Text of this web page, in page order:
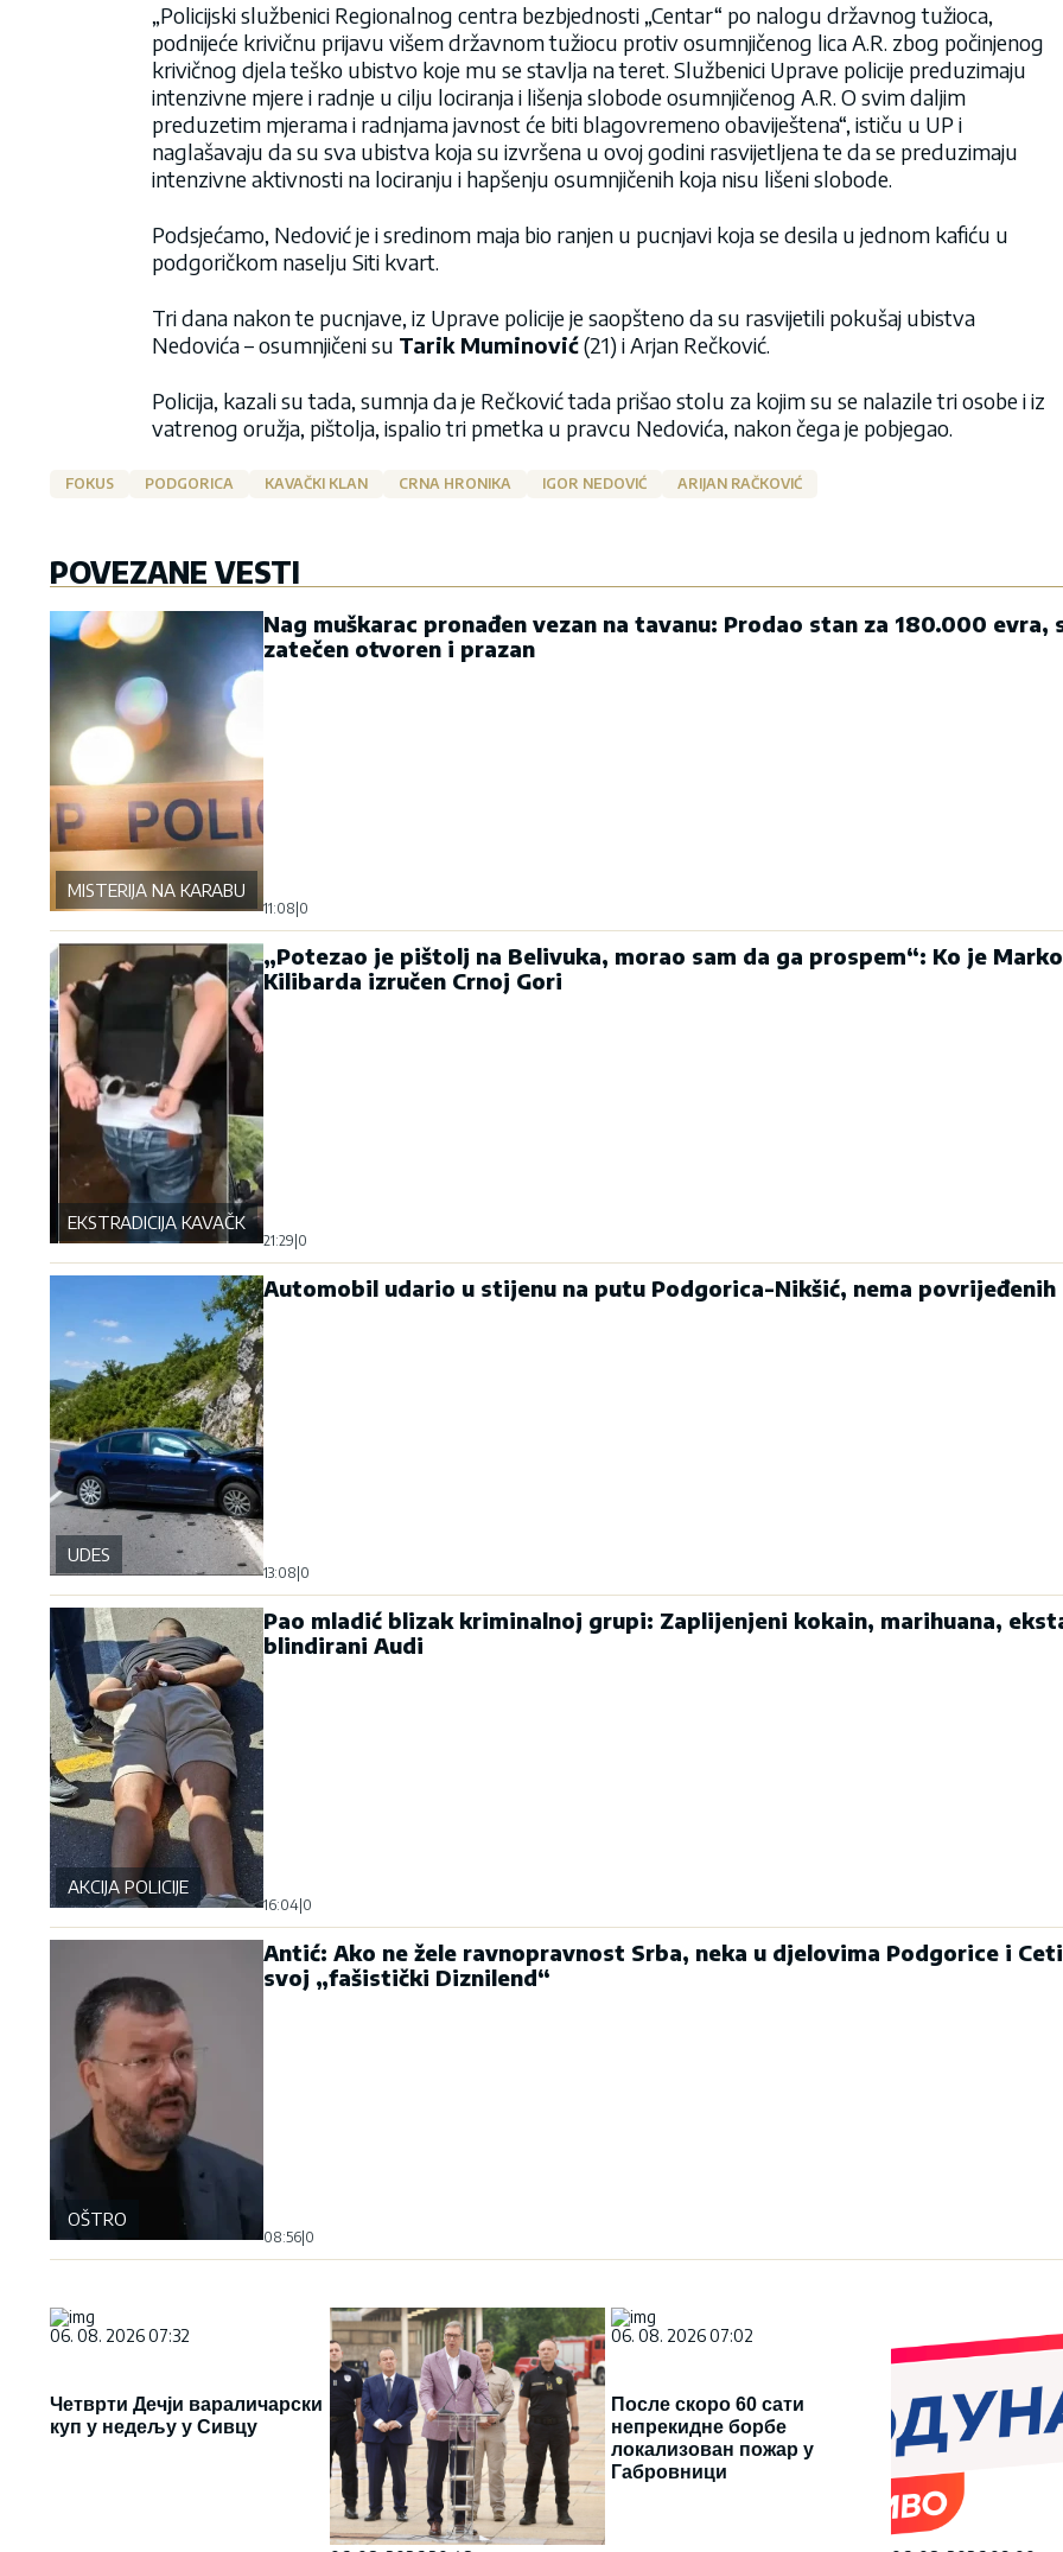
„Policijski službenici Regionalnog centra bezbjednosti „Centar“ po nalogu državnog tužioca,
podnijeće krivičnu prijavu višem državnom tužiocu protiv osumnjičenog lica A.R. zbog počinjenog
krivičnog djela teško ubistvo koje mu se stavlja na teret. Službenici Uprave policije preduzimaju
intenzivne mjere i radnje u cilju lociranja i lišenja slobode osumnjičenog A.R. O svim daljim
preduzetim mjerama i radnjama javnost će biti blagovremeno obaviještena“, ističu u UP i
naglašavaju da su sva ubistva koja su izvršena u ovoj godini rasvijetljena te da se preduzimaju
intenzivne aktivnosti na lociranju i hapšenju osumnjičenih koja nisu lišeni slobode.
Podsjećamo, Nedović je i sredinom maja bio ranjen u pucnjavi koja se desila u jednom kafiću u
podgoričkom naselju Siti kvart.
Tri dana nakon te pucnjave, iz Uprave policije je saopšteno da su rasvijetili pokušaj ubistva
Nedovića – osumnjičeni su Tarik Muminović(21) i Arjan Rečković.
Policija, kazali su tada, sumnja da je Rečković tada prišao stolu za kojim su se nalazile tri osobe i iz
vatrenog oružja, pištolja, ispalio tri pmetka u pravcu Nedovića, nakon čega je pobjegao.
FOKUS PODGORICA KAVAČKI KLAN CRNA HRONIKA IGOR NEDOVIĆ ARIJAN RAČKOVIĆ
POVEZANE VESTI
MISTERIJA NA KARABURMI
Nag muškarac pronađen vezan na tavanu: Prodao stan za 180.000 evra,
zatečen otvoren i prazan
11:08 0
EKSTRADICIJA KAVAČKOG KLANA
„Potezao je pištolj na Belivuka, morao sam da ga prospem“: Ko je Marko
Kilibarda izručen Crnoj Gori
21:29 0
UDES
Automobil udario u stijenu na putu Podgorica-Nikšić, nema povrijeđenih
13:08 0
AKCIJA POLICIJE
Pao mladić blizak kriminalnoj grupi: Zaplijenjeni kokain, marihuana,
blindirani Audi
16:04 0
OŠTRO
Antić: Ako ne žele ravnopravnost Srba, neka u djelovima Podgorice i
svoj „fašistički Diznilend“
08:56 0
06. 08. 2026 07:32
Четврти Дечји вараличарски
куп у недељу у Сивцу
06. 08. 2026 07:02
После скоро 60 сати
непрекидне борбе
локализован пожар у
Габровници